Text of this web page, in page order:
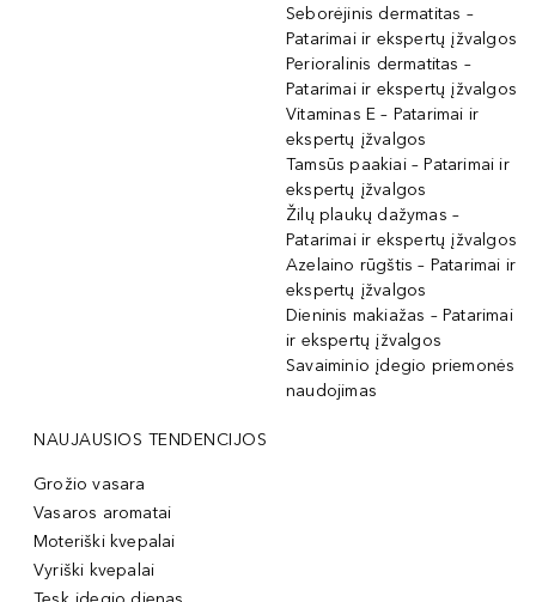
Seborėjinis dermatitas –
Patarimai ir ekspertų įžvalgos
Perioralinis dermatitas –
Patarimai ir ekspertų įžvalgos
Vitaminas E – Patarimai ir
ekspertų įžvalgos
Tamsūs paakiai – Patarimai ir
ekspertų įžvalgos
Žilų plaukų dažymas –
Patarimai ir ekspertų įžvalgos
Azelaino rūgštis – Patarimai ir
ekspertų įžvalgos
Dieninis makiažas – Patarimai
ir ekspertų įžvalgos
Savaiminio įdegio priemonės
naudojimas
NAUJAUSIOS TENDENCIJOS
Grožio vasara
Vasaros aromatai
Moteriški kvepalai
Vyriški kvepalai